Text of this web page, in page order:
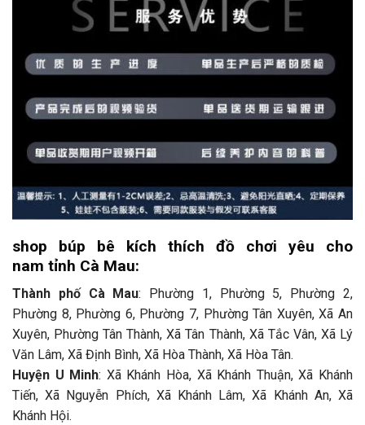
shop búp bê kích thích đồ chơi yêu cho
nam tỉnh Cà Mau:
Thành phố Cà Mau: Phường 1, Phường 5, Phường 2,
Phường 8, Phường 6, Phường 7, Phường Tân Xuyên, Xã An
Xuyên, Phường Tân Thành, Xã Tân Thành, Xã Tắc Vân, Xã Lý
Văn Lâm, Xã Định Bình, Xã Hòa Thành, Xã Hòa Tân.
Huyện U Minh: Xã Khánh Hòa, Xã Khánh Thuận, Xã Khánh
Tiến, Xã Nguyễn Phích, Xã Khánh Lâm, Xã Khánh An, Xã
Khánh Hội.